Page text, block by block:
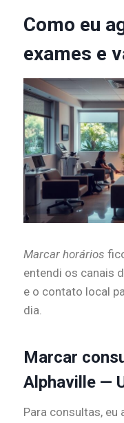
Como eu
exames e
Marcar horários
entendi os canais
e o contato local
dia.
Marcar
Alphaville —
Para consultas, eu